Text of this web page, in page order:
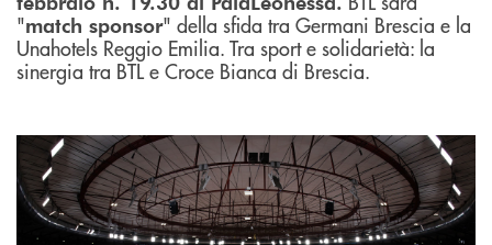
"match sponsor" della sfida tra Germani Brescia e la
Unahotels Reggio Emilia. Tra sport e solidarietà: la
sinergia tra BTL e Croce Bianca di Brescia.